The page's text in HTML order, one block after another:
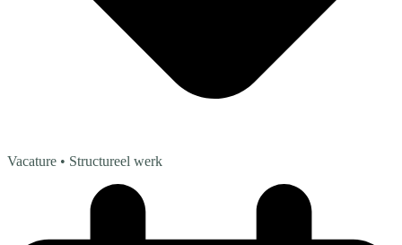
Vacature • Structureel werk